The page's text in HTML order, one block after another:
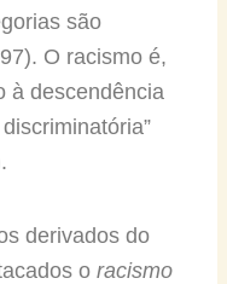
são
O racismo é,
à descendência
derivados do
o racismo